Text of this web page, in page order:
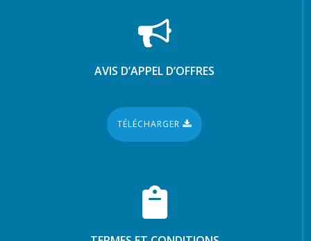
AVIS D’APPEL D’OFFRES
TÉLÉCHARGER